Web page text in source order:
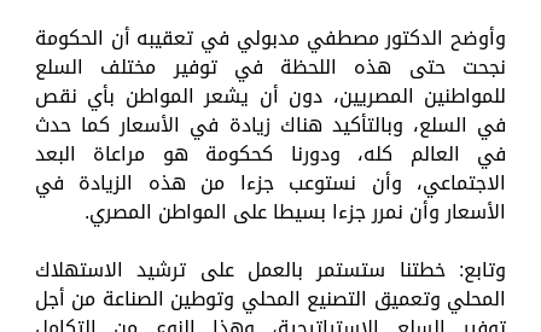
وأوضح الدكتور مصطفي مدبولي في تعقيبه أن الحكومة
نجحت حتى هذه اللحظة في توفير مختلف السلع
للمواطنين المصريين، دون أن يشعر المواطن بأي نقص
في السلع، وبالتأكيد هناك زيادة في الأسعار كما حدث
في العالم كله، ودورنا كحكومة هو مراعاة البعد
الاجتماعي، وأن نستوعب جزءا من هذه الزيادة في
الأسعار وأن نمرر جزءا بسيطا على المواطن المصري.
وتابع: خطتنا ستستمر بالعمل على ترشيد الاستهلاك
المحلي وتعميق التصنيع المحلي وتوطين الصناعة من أجل